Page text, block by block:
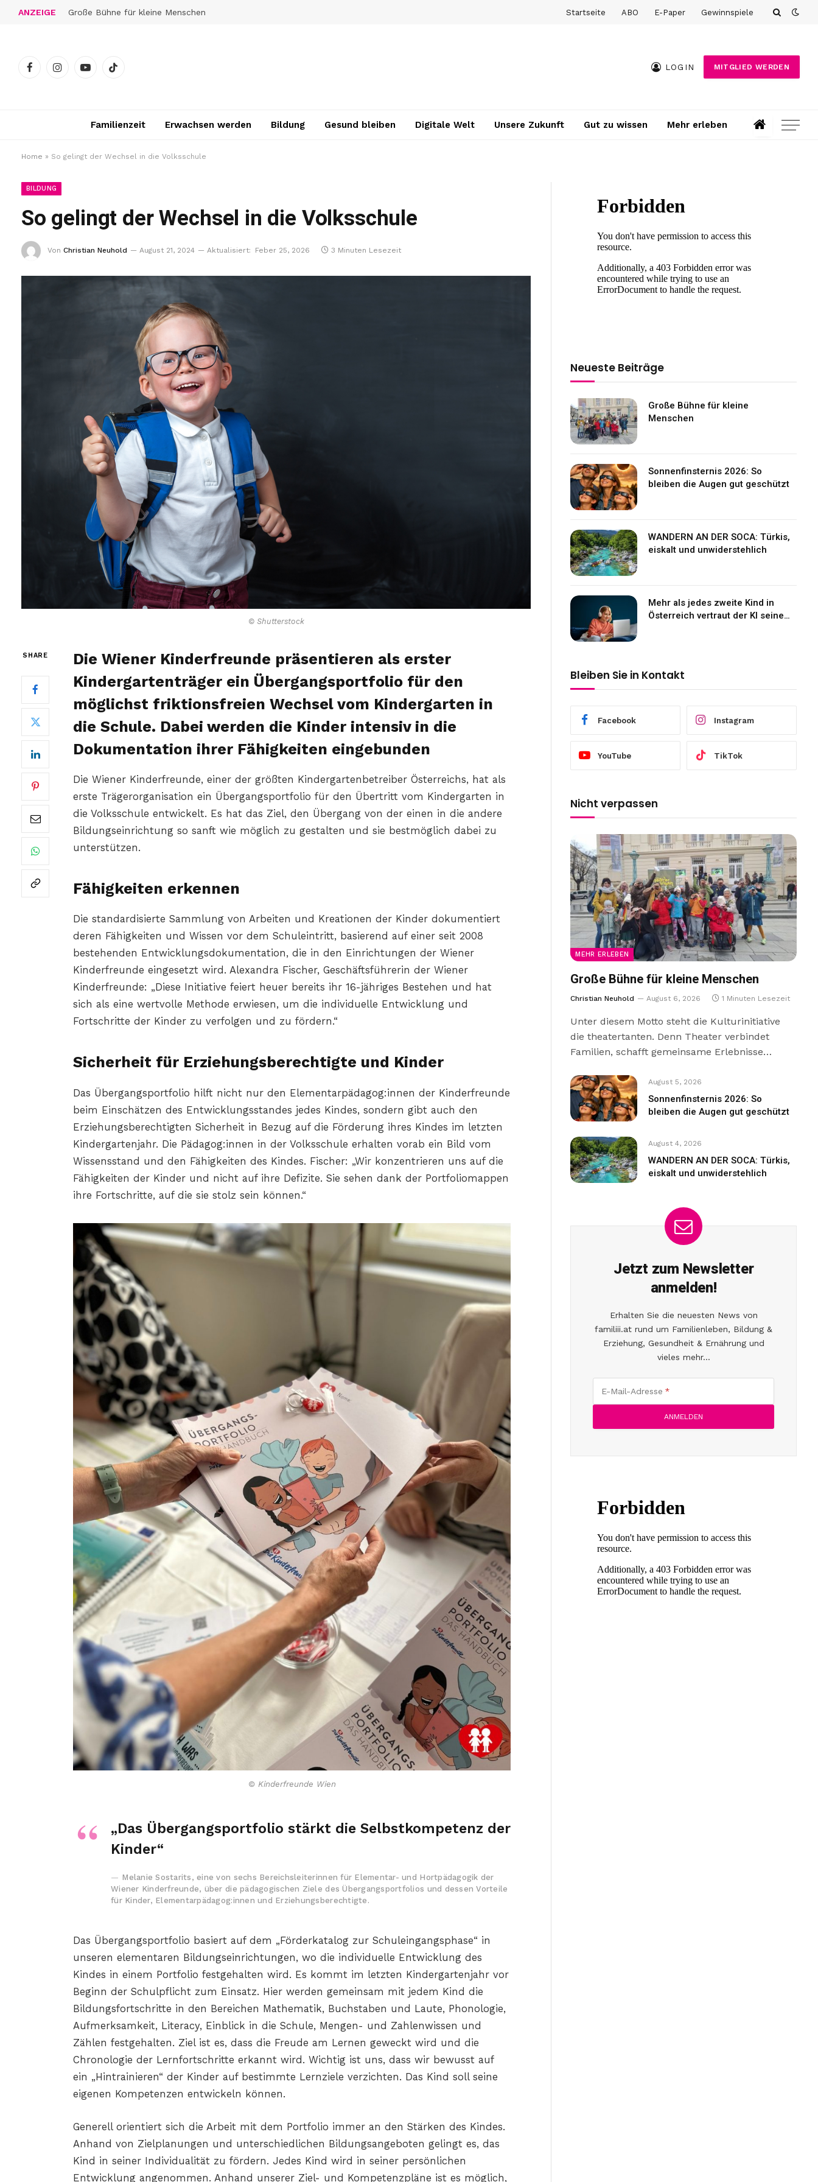
ANZEIGE Große Bühne für kleine Menschen Startseite ABO E-Paper Gewinnspiele
FacebookInstagramYouTubeTikTok
LOGIN MITGLIED WERDEN
Familienzeit Erwachsen werden Bildung Gesund bleiben Digitale Welt Unsere Zukunft Gut zu wissen Mehr erleben
Home » So gelingt der Wechsel in die Volksschule
BILDUNG
So gelingt der Wechsel in die Volksschule
Von Christian Neuhold August 21, 2024 Aktualisiert: Feber 25, 2026 3 Minuten Lesezeit
© Shutterstock
SHARE
Die Wiener Kinderfreunde präsentieren als erster
Kindergartenträger ein Übergangsportfolio für den
möglichst friktionsfreien Wechsel vom Kindergarten in
die Schule. Dabei werden die Kinder intensiv in die
Dokumentation ihrer Fähigkeiten eingebunden
Die Wiener Kinderfreunde, einer der größten Kindergartenbetreiber Österreichs, hat als
erste Trägerorganisation ein Übergangsportfolio für den Übertritt vom Kindergarten in
die Volksschule entwickelt. Es hat das Ziel, den Übergang von der einen in die andere
Bildungseinrichtung so sanft wie möglich zu gestalten und sie bestmöglich dabei zu
unterstützen.
Fähigkeiten erkennen
Die standardisierte Sammlung von Arbeiten und Kreationen der Kinder dokumentiert
deren Fähigkeiten und Wissen vor dem Schuleintritt, basierend auf einer seit 2008
bestehenden Entwicklungsdokumentation, die in den Einrichtungen der Wiener
Kinderfreunde eingesetzt wird. Alexandra Fischer, Geschäftsführerin der Wiener
Kinderfreunde: „Diese Initiative feiert heuer bereits ihr 16-jähriges Bestehen und hat
sich als eine wertvolle Methode erwiesen, um die individuelle Entwicklung und
Fortschritte der Kinder zu verfolgen und zu fördern.“
Sicherheit für Erziehungsberechtigte und Kinder
Das Übergangsportfolio hilft nicht nur den Elementarpädagog:innen der Kinderfreunde
beim Einschätzen des Entwicklungsstandes jedes Kindes, sondern gibt auch den
Erziehungsberechtigten Sicherheit in Bezug auf die Förderung ihres Kindes im letzten
Kindergartenjahr. Die Pädagog:innen in der Volksschule erhalten vorab ein Bild vom
Wissensstand und den Fähigkeiten des Kindes. Fischer: „Wir konzentrieren uns auf die
Fähigkeiten der Kinder und nicht auf ihre Defizite. Sie sehen dank der Portfoliomappen
ihre Fortschritte, auf die sie stolz sein können.“
© Kinderfreunde Wien
„Das Übergangsportfolio stärkt die Selbstkompetenz der
Kinder“
Melanie Sostarits, eine von sechs Bereichsleiterinnen für Elementar- und Hortpädagogik der
Wiener Kinderfreunde, über die pädagogischen Ziele des Übergangsportfolios und dessen Vorteile
für Kinder, Elementarpädagog:innen und Erziehungsberechtigte.
Das Übergangsportfolio basiert auf dem „Förderkatalog zur Schuleingangsphase“ in
unseren elementaren Bildungseinrichtungen, wo die individuelle Entwicklung des
Kindes in einem Portfolio festgehalten wird. Es kommt im letzten Kindergartenjahr vor
Beginn der Schulpflicht zum Einsatz. Hier werden gemeinsam mit jedem Kind die
Bildungsfortschritte in den Bereichen Mathematik, Buchstaben und Laute, Phonologie,
Aufmerksamkeit, Literacy, Einblick in die Schule, Mengen- und Zahlenwissen und
Zählen festgehalten. Ziel ist es, dass die Freude am Lernen geweckt wird und die
Chronologie der Lernfortschritte erkannt wird. Wichtig ist uns, dass wir bewusst auf
ein „Hintrainieren“ der Kinder auf bestimmte Lernziele verzichten. Das Kind soll seine
eigenen Kompetenzen entwickeln können.
Generell orientiert sich die Arbeit mit dem Portfolio immer an den Stärken des Kindes.
Anhand von Zielplanungen und unterschiedlichen Bildungsangeboten gelingt es, das
Kind in seiner Individualität zu fördern. Jedes Kind wird in seiner persönlichen
Entwicklung angenommen. Anhand unserer Ziel- und Kompetenzpläne ist es möglich,
Neueste Beiträge
Große Bühne für kleine
Menschen
Sonnenfinsternis 2026: So
bleiben die Augen gut geschützt
WANDERN AN DER SOCA: Türkis,
eiskalt und unwiderstehlich
Mehr als jedes zweite Kind in
Österreich vertraut der KI seine
Bleiben Sie in Kontakt
Facebook Instagram
YouTube TikTok
Nicht verpassen
MEHR ERLEBEN
Große Bühne für kleine Menschen
Christian Neuhold August 6, 2026 1 Minuten Lesezeit
Unter diesem Motto steht die Kulturinitiative
die theatertanten. Denn Theater verbindet
Familien, schafft gemeinsame Erlebnisse…
August 5, 2026
Sonnenfinsternis 2026: So
bleiben die Augen gut geschützt
August 4, 2026
WANDERN AN DER SOCA: Türkis,
eiskalt und unwiderstehlich
Jetzt zum Newsletter
anmelden!
Erhalten Sie die neuesten News von
familiii.at rund um Familienleben, Bildung &
Erziehung, Gesundheit & Ernährung und
vieles mehr...
E-Mail-Adresse